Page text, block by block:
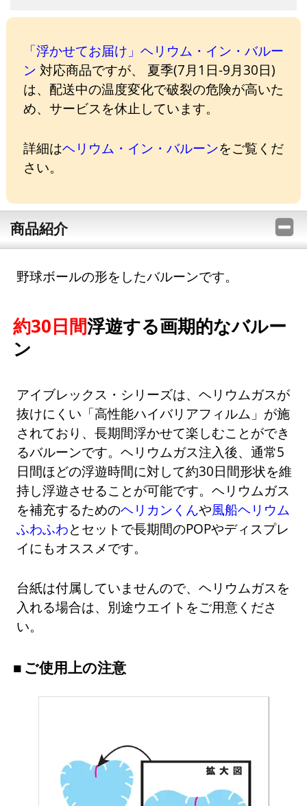
「浮かせてお届け」ヘリウム・イン・バルー
ン 対応商品ですが、 夏季(7月1日-9月30日)
は、配送中の温度変化で破裂の危険が高いた
め、サービスを休止しています。
詳細はヘリウム・イン・バルーンをご覧くだ
さい。
商品紹介
野球ボールの形をしたバルーンです。
約30日間浮遊する画期的なバルー
ン
アイブレックス・シリーズは、ヘリウムガスが
抜けにくい「高性能ハイバリアフィルム」が施
されており、長期間浮かせて楽しむことができ
るバルーンです。ヘリウムガス注入後、通常5
日間ほどの浮遊時間に対して約30日間形状を維
持し浮遊させることが可能です。ヘリウムガス
を補充するためのヘリカンくんや風船ヘリウム
ふわふわとセットで長期間のPOPやディスプレ
イにもオススメです。
台紙は付属していませんので、ヘリウムガスを
入れる場合は、別途ウエイトをご用意くださ
い。
ご使用上の注意